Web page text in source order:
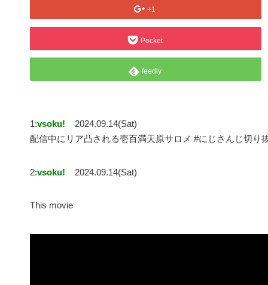
+1
Pocket
feedly
1:vsoku!
2024.09.14(Sat)
配信中にリア凸される壱百満天原サロメ #にじさんじ切り
2:vsoku! 2024.09.14(Sat)
This movie